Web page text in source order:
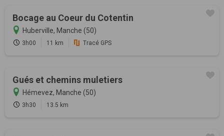
Bocage au Coeur du Cotentin
Huberville, Manche (50)
3h00 11 km Tracé GPS
Gués et chemins muletiers
Hémevez, Manche (50)
3h30 13.5 km